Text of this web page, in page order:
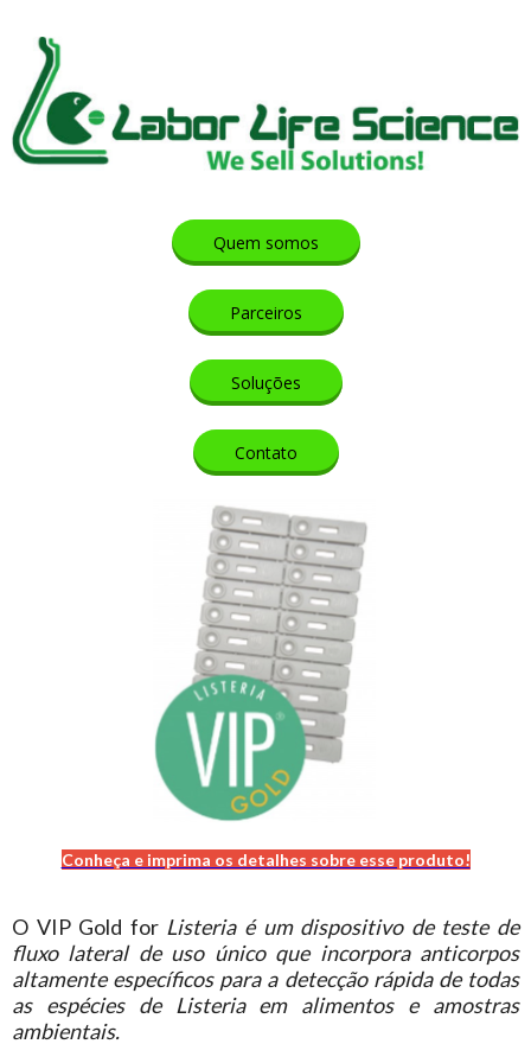
Quem somos
Parceiros
Soluções
Contato
Conheça e imprima os detalhes sobre esse produto!
O VIP Gold for Listeria é um dispositivo de teste de
fluxo lateral de uso único que incorpora anticorpos
altamente específicos para a detecção rápida de todas
as espécies de Listeria em alimentos e amostras
ambientais.